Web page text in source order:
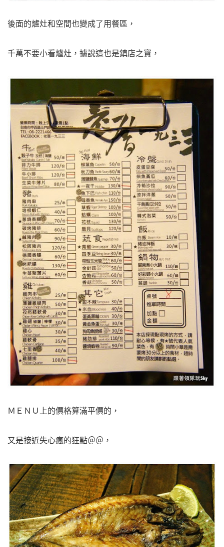
後面的爐灶和空間也變成了用餐區，
千萬不要小看爐灶，據說這也是鎮店之寶，
ＭＥＮＵ上的價格算滿平價的，
又是接近失心瘋的狂點＠＠，